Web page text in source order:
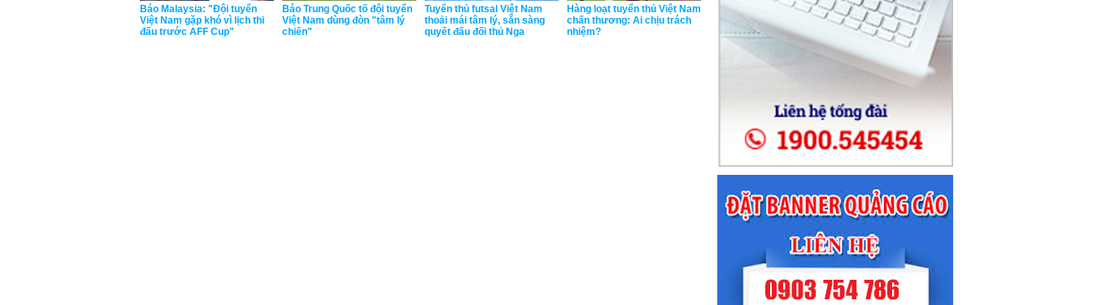
Báo Malaysia: "Đội tuyển
Việt Nam gặp khó vì lịch thi
đấu trước AFF Cup"
Báo Trung Quốc tố đội tuyển
Việt Nam dùng đòn "tâm lý
chiến"
Tuyển thủ futsal Việt Nam
thoải mái tâm lý, sẵn sàng
quyết đấu đối thủ Nga
Hàng loạt tuyển thủ Việt Nam
chấn thương: Ai chịu trách
nhiệm?